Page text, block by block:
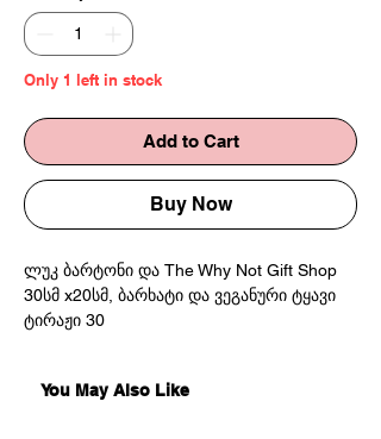
Only 1 left in stock
Add to Cart
Buy Now
ლუკ ბარტონი და The Why Not Gift Shop
30სმ x20სმ, ბარხატი და ვეგანური ტყავი
ტირაჟი 30
Luke Burton for The Why Not Gift Shop
You May Also Like